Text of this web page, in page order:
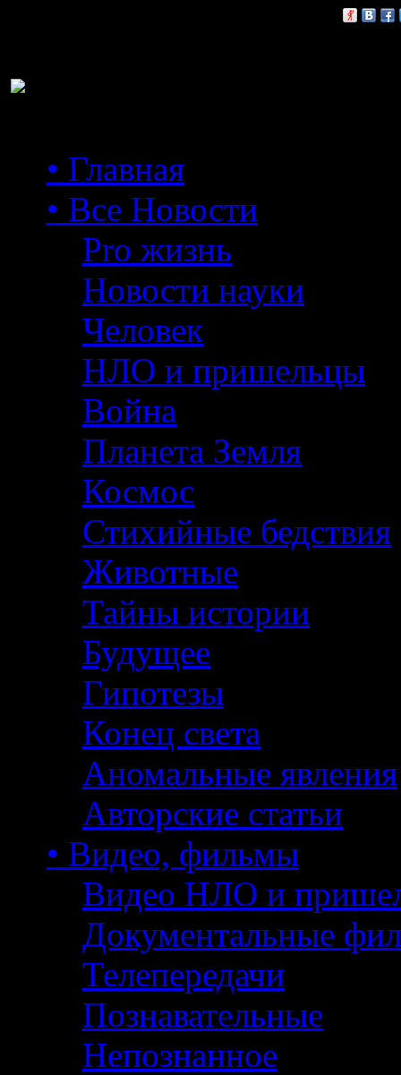
• Главная
• Все Новости
Pro жизнь
Новости науки
Человек
НЛО и пришельцы
Война
Планета Земля
Космос
Стихийные бедствия
Животные
Тайны истории
Будущее
Гипотезы
Конец света
Аномальные явления
Авторские статьи
• Видео, фильмы
Видео НЛО и
Документальные
Телепередачи
Познавательные
Непознанное